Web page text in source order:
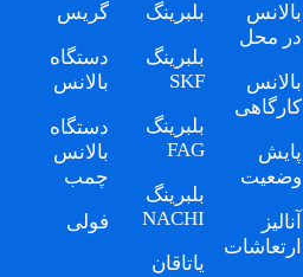
بالانس
در محل
بالانس
کارگاهی
پایش
وضعیت
آنالیز
ارتعاشات
بلبرینگ
بلبرینگ
SKF
بلبرینگ
FAG
بلبرینگ
NACHI
یاتاقان
گریس
دستگاه
بالانس
دستگاه
بالانس
چمب
فولی